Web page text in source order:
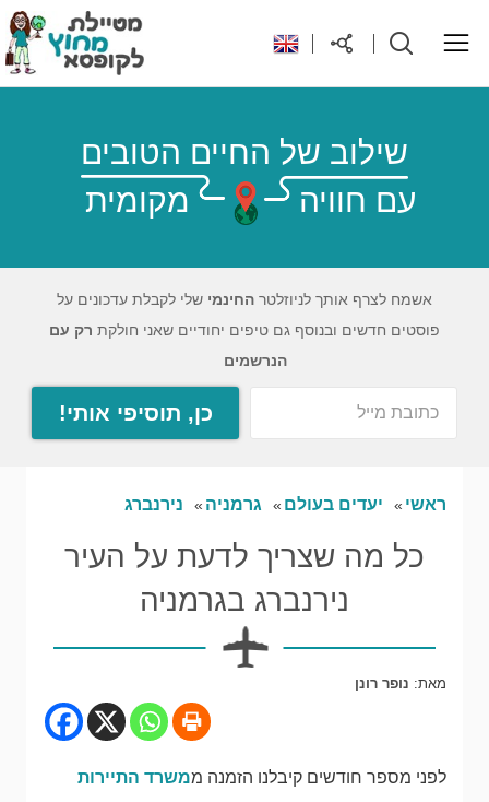
יעדים בעולם
טיפים והנחות לטיול
אודות
שילוב של החיים הטובים
עם חוויה
מקומית
אשמח לצרף אותך לניוזלטר החינמי שלי לקבלת עדכונים על
פוסטים חדשים ובנוסף גם טיפים יחודיים שאני חולקת רק עם
הנרשמים
כן, תוסיפי אותי!
ראשי יעדים בעולם גרמניה נירנברג
כל מה שצריך לדעת על העיר
נירנברג בגרמניה
מאת: נופר רונן
לפני מספר חודשים קיבלנו הזמנה ממשרד התיירות